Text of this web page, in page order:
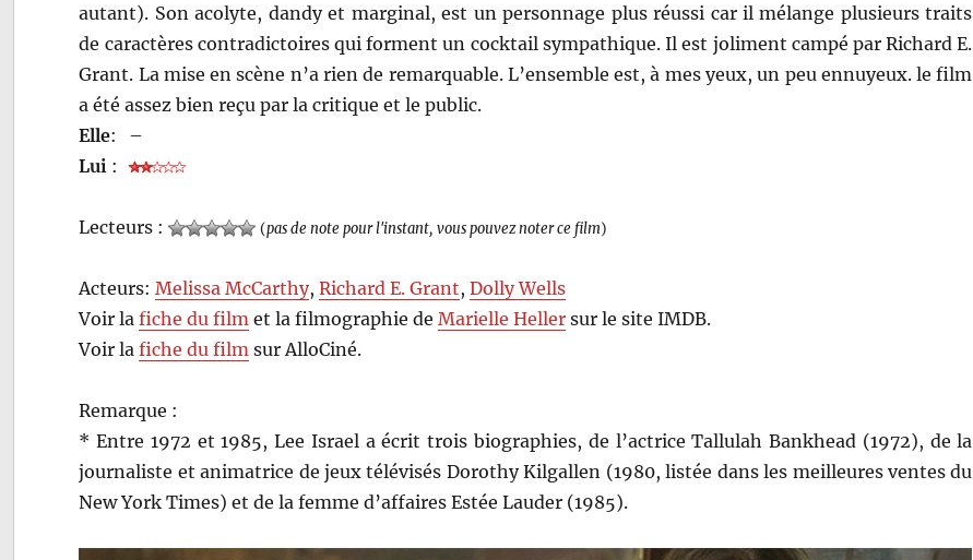
autant). Son acolyte, dandy et marginal, est un personnage plus réussi car il mélange plusieurs traits
de caractères contradictoires qui forment un cocktail sympathique. Il est joliment campé par Richard E.
Grant. La mise en scène n’a rien de remarquable. L’ensemble est, à mes yeux, un peu ennuyeux. le film
a été assez bien reçu par la critique et le public.
Elle:
–
Lui :
Lecteurs : (pas de note pour l'instant, vous pouvez noter ce film)
Acteurs:Melissa McCarthy,Richard E. Grant,Dolly Wells
Voir lafiche du film et la filmographie deMarielle Heller sur le site IMDB.
Voir lafiche du film sur AlloCiné.
Remarque :
* Entre 1972 et 1985, Lee Israel a écrit trois biographies, de l’actrice Tallulah Bankhead (1972), de la
journaliste et animatrice de jeux télévisés Dorothy Kilgallen (1980, listée dans les meilleures ventes du
New York Times) et de la femme d’affaires Estée Lauder (1985).